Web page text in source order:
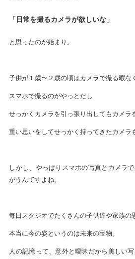
「日常を撮るカメラが欲しいな」
と思ったのが始まり。
子供が１歳〜２歳の頃はカメラで撮る暇な
スマホで撮るのがやっとだし
せっかくカメラを引っ張り出してもカメラ
重い思いをしてせっかく持ってきたカメラ
しかし、やっぱりスマホの写真とカメラ
がうんですよね。
毎日スタジオでたくさんの子供達や家族の
本当に今の姿というのは未来の宝物。
人の記憶って、意外と曖昧だから美しい